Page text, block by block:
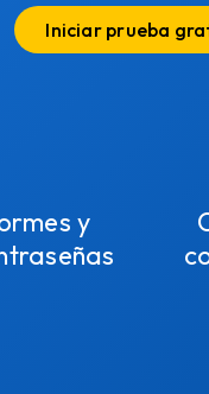
Iniciar prueba
y